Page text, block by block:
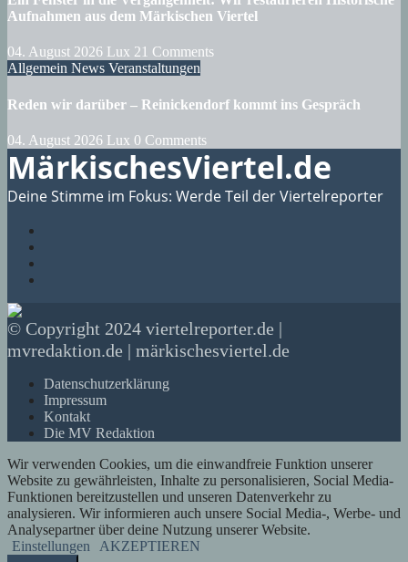
Aufnahmen aus dem Märkischen Viertel
04. August 2026 Lux 21 Comments
Allgemein News Veranstaltungen
Reden wir darüber – Reinickendorf kommt ins Gespräch
04. August 2026 Lux 0 Comments
MärkischesViertel.de
Deine Stimme im Fokus: Werde Teil der Viertelreporter
© Copyright 2024 viertelreporter.de |
mvredaktion.de | märkischesviertel.de
Datenschutzerklärung
Impressum
Kontakt
Die MV Redaktion
Wir verwenden Cookies, um die einwandfreie Funktion unserer
Website zu gewährleisten, Inhalte zu personalisieren, Social Media-
Funktionen bereitzustellen und unseren Datenverkehr zu
analysieren. Wir informieren auch unsere Social Media-, Werbe- und
Analysepartner über deine Nutzung unserer Website.
Einstellungen
AKZEPTIEREN